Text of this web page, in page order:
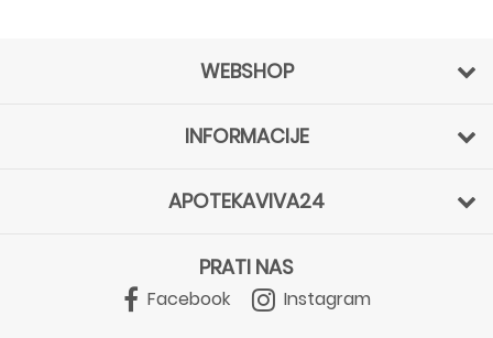
WEBSHOP
INFORMACIJE
APOTEKAVIVA24
PRATI NAS
Facebook Instagram